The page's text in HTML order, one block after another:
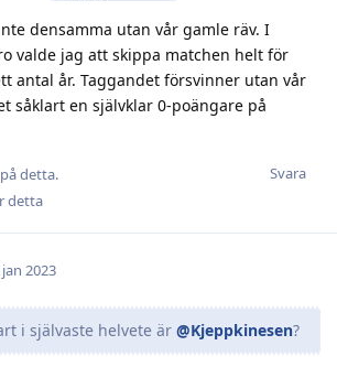
densamma utan vår gamle räv. I
valde jag att skippa matchen helt för
antal år. Taggandet försvinner utan vår
såklart en självklar 0-poängare på
Svara
detta.
detta
jan 2023
i självaste helvete är @Kjeppkinesen?